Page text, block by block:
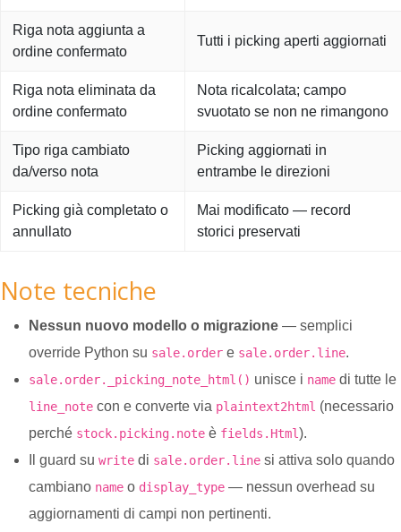
Riga nota aggiunta a
ordine confermato
Tutti i picking aperti aggiornati
Riga nota eliminata da
ordine confermato
Nota ricalcolata; campo
svuotato se non ne rimangono
Tipo riga cambiato
da/verso nota
Picking aggiornati in
entrambe le direzioni
Picking già completato o
annullato
Mai modificato — record
storici preservati
Note tecniche
Nessun nuovo modello o migrazione — semplici
override Python su sale.order e sale.order.line.
sale.order._picking_note_html() unisce i name di tutte le
line_note con e converte via plaintext2html (necessario
perché stock.picking.note è fields.Html).
Il guard su write di sale.order.line si attiva solo quando
cambiano name o display_type — nessun overhead su
aggiornamenti di campi non pertinenti.